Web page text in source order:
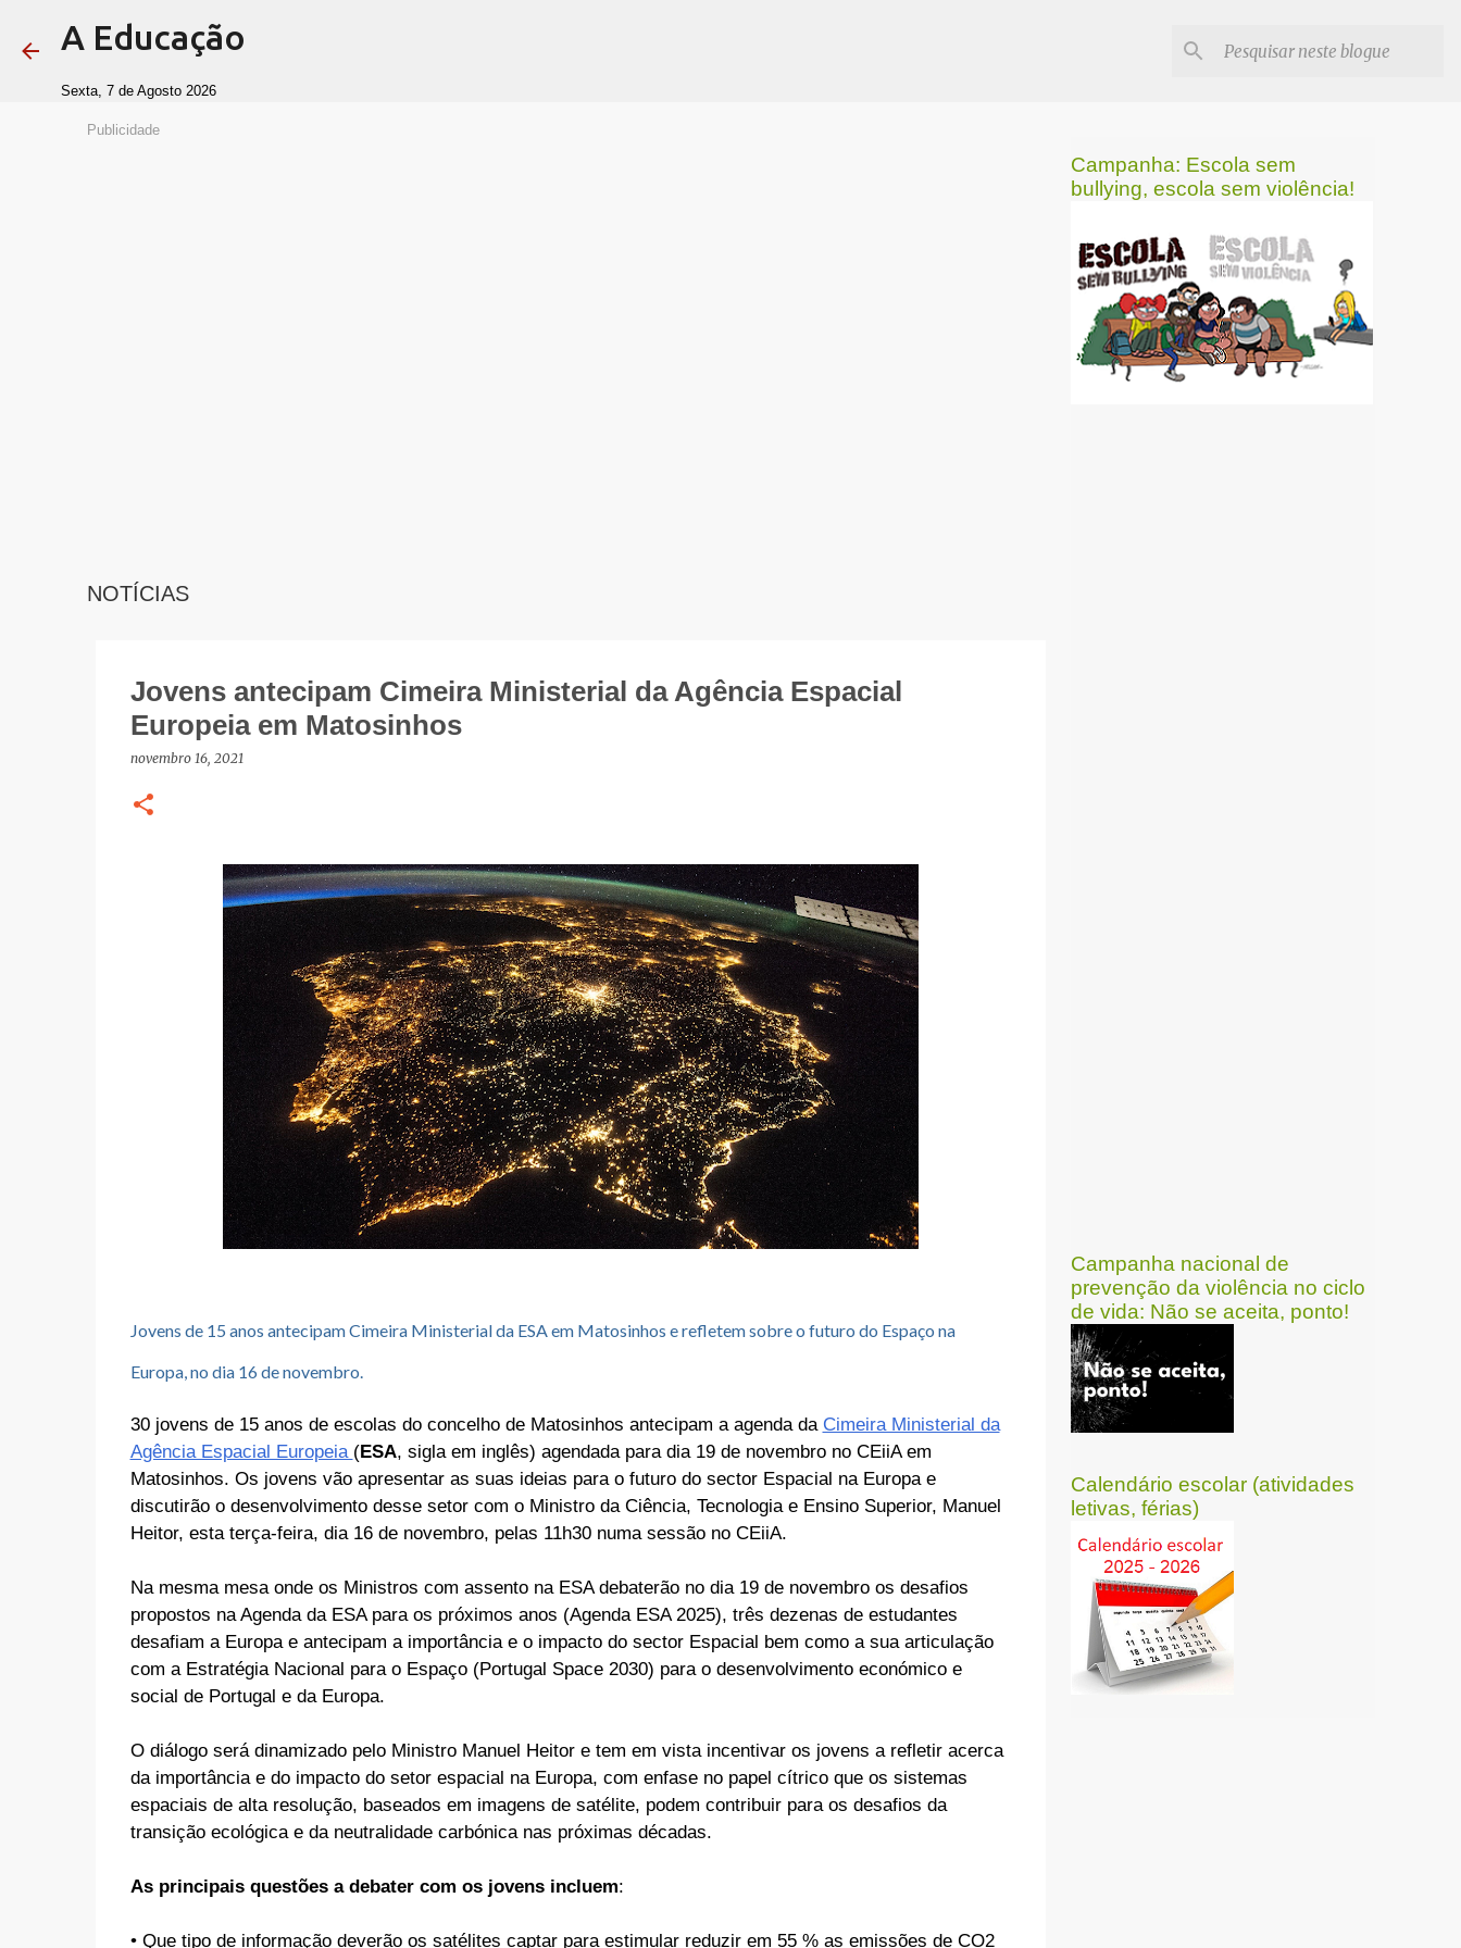
A Educação
Sexta, 7 de Agosto 2026
Publicidade
NOTÍCIAS
Jovens antecipam Cimeira Ministerial da Agência Espacial
Europeia em Matosinhos
novembro 16, 2021
Jovens de 15 anos antecipam Cimeira Ministerial da ESA em Matosinhos e refletem sobre o futuro do Espaço na
Europa, no dia 16 de novembro.
30 jovens de 15 anos de escolas do concelho de Matosinhos antecipam a agenda da Cimeira Ministerial da
Agência Espacial Europeia (ESA, sigla em inglês) agendada para dia 19 de novembro no CEiiA em
Matosinhos. Os jovens vão apresentar as suas ideias para o futuro do sector Espacial na Europa e
discutirão o desenvolvimento desse setor com o Ministro da Ciência, Tecnologia e Ensino Superior, Manuel
Heitor, esta terça-feira, dia 16 de novembro, pelas 11h30 numa sessão no CEiiA.
Na mesma mesa onde os Ministros com assento na ESA debaterão no dia 19 de novembro os desafios
propostos na Agenda da ESA para os próximos anos (Agenda ESA 2025), três dezenas de estudantes
desafiam a Europa e antecipam a importância e o impacto do sector Espacial bem como a sua articulação
com a Estratégia Nacional para o Espaço (Portugal Space 2030) para o desenvolvimento económico e
social de Portugal e da Europa.
O diálogo será dinamizado pelo Ministro Manuel Heitor e tem em vista incentivar os jovens a refletir acerca
da importância e do impacto do setor espacial na Europa, com enfase no papel cítrico que os sistemas
espaciais de alta resolução, baseados em imagens de satélite, podem contribuir para os desafios da
transição ecológica e da neutralidade carbónica nas próximas décadas.
As principais questões a debater com os jovens incluem:
• Que tipo de informação deverão os satélites captar para estimular reduzir em 55 % as emissões de CO2
Campanha: Escola sem
bullying, escola sem violência!
Campanha nacional de
prevenção da violência no ciclo
de vida: Não se aceita, ponto!
Calendário escolar (atividades
letivas, férias)